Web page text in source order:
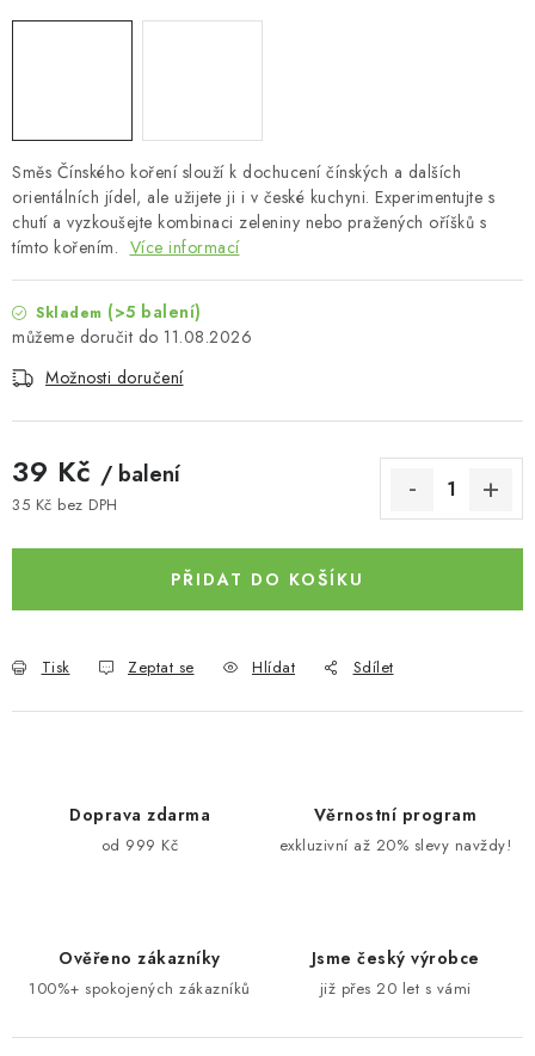
Doprava a platba Recenze
Věrnostní program
Směs Čínského koření slouží k dochucení čínských a dalších
orientálních jídel, ale užijete ji i v české kuchyni. Experimentujte s
chutí a vyzkoušejte kombinaci zeleniny nebo pražených oříšků s
tímto kořením. Více informací
Skladem (>5 balení)
11.08.2026
Možnosti doručení
39 Kč / balení
35 Kč bez DPH
PŘIDAT DO KOŠÍKU
Tisk Zeptat se Hlídat Sdílet
Doprava zdarma
od 999 Kč
Věrnostní program
exkluzivní až 20% slevy navždy!
Ověřeno zákazníky
100%+ spokojených zákazníků
Jsme český výrobce
již přes 20 let s vámi